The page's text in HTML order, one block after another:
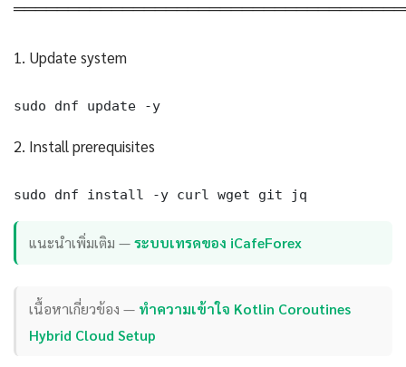
1. Update system
sudo dnf update -y
2. Install prerequisites
sudo dnf install -y curl wget git jq
แนะนำเพิ่มเติม —ระบบเทรดของ iCafeForex
เนื้อหาเกี่ยวข้อง — ทำความเข้าใจ Kotlin Coroutines
Hybrid Cloud Setup